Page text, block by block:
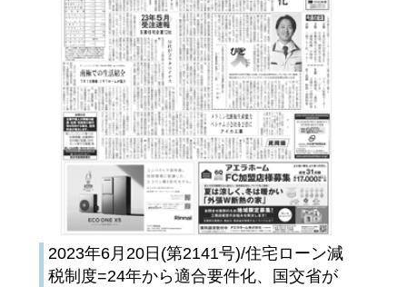
2023年6月20日(第2141号)/住宅ローン減
税制度=24年から適合要件化、国交省が